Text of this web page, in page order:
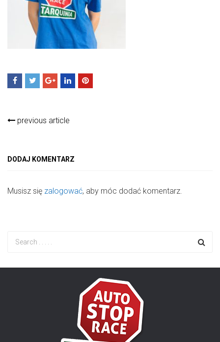
previous article
DODAJ KOMENTARZ
Musisz się zalogować, aby móc dodać komentarz.